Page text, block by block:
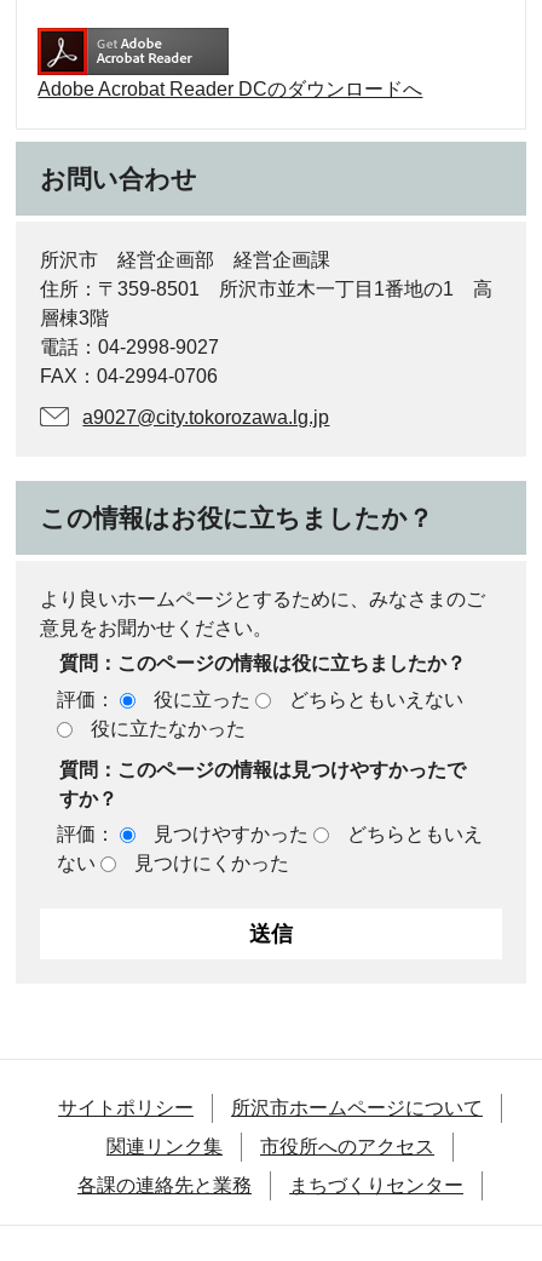
Adobe Acrobat Reader DCのダウンロードへ
お問い合わせ
所沢市 経営企画部 経営企画課
住所：〒359-8501 所沢市並木一丁目1番地の1 高
層棟3階
電話：04-2998-9027
FAX：04-2994-0706
a9027@city.tokorozawa.lg.jp
この情報はお役に立ちましたか？
より良いホームページとするために、みなさまのご
意見をお聞かせください。
質問：このページの情報は役に立ちましたか？
評価：
役に立った
どちらともいえない
役に立たなかった
質問：このページの情報は見つけやすかったで
すか？
評価：
見つけやすかった
どちらともいえ
ない
見つけにくかった
サイトポリシー
所沢市ホームページについて
関連リンク集
市役所へのアクセス
各課の連絡先と業務
まちづくりセンター